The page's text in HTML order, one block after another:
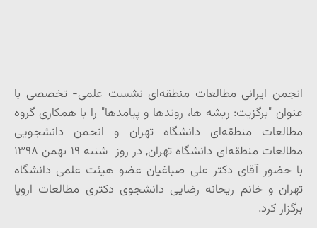
انجمن ایرانی مطالعات منطقه‌ای نشست علمی- تخصصی با
عنوان "برگزیت: ریشه ها، روندها و پیامدها" را با همکاری گروه
مطالعات منطقه‌ای دانشگاه تهران و انجمن دانشجویی
مطالعات منطقه‌ای دانشگاه تهران, در روز شنبه ۱۹ بهمن ۱۳۹۸
با حضور آقای دکتر علی صباغیان عضو هیئت علمی دانشگاه
تهران و خانم ریحانه رضایی دانشجوی دکتری مطالعات اروپا
برگزار کرد.